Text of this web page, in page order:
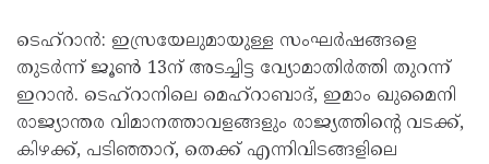
ടെഹ്റാൻ: ഇസ്രയേലുമായുള്ള സംഘർഷങ്ങളെ
തുടർന്ന് ജൂൺ 13ന് അടച്ചിട്ട വ്യോമാതിർത്തി തുറന്ന്
ഇറാൻ. ടെഹ്‌റാനിലെ മെഹ്‌റാബാദ്, ഇമാം ഖുമൈനി
രാജ്യാന്തര വിമാനത്താവളങ്ങളും രാജ്യത്തിന്റെ വടക്ക്,
കിഴക്ക്, പടിഞ്ഞാറ്, തെക്ക് എന്നിവിടങ്ങളിലെ